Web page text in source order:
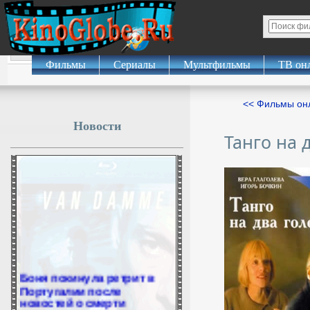
Фильмы Сериалы Мультфильмы ТВ
<< Фильмы
Танго на
Новости
Боня покинула ретрит в
Португалии после
новостей о смерти
альпиниста Пурджи